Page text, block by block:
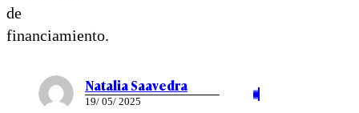
de
financiamiento.
Natalia Saavedra
19/ 05/ 2025